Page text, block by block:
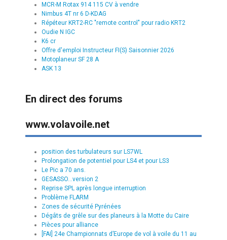
MCR-M Rotax 914 115 CV à vendre
Nimbus 4T nr 6 D-KDAG
Répéteur KRT2-RC "remote control" pour radio KRT2
Oudie N IGC
K6 cr
Offre d'emploi Instructeur FI(S) Saisonnier 2026
Motoplaneur SF 28 A
ASK 13
En direct des forums
www.volavoile.net
position des turbulateurs sur LS7WL
Prolongation de potentiel pour LS4 et pour LS3
Le Pic a 70 ans.
GESASSO...version 2
Reprise SPL après longue interruption
Problème FLARM
Zones de sécurité Pyrénées
Dégâts de grêle sur des planeurs à la Motte du Caire
Pièces pour alliance
[FAI] 24e Championnats d’Europe de vol à voile du 11 au